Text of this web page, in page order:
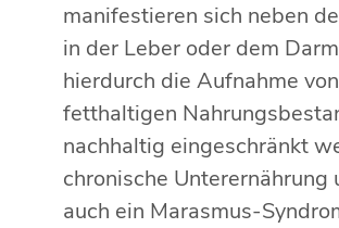
manifestieren sich neben
in der Leber oder dem
hierdurch die Aufnahme
fetthaltigen
nachhaltig eingeschränkt
chronische Unterernährung
auch ein Marasmus-